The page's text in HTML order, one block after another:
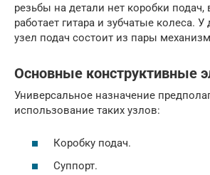
резьбы на детали нет коробки подач,
работает гитара и зубчатые колеса. У
узел подач состоит из пары
Основные конструктивные
Универсальное назначение
использование таких узлов:
Коробку подач.
Суппорт.